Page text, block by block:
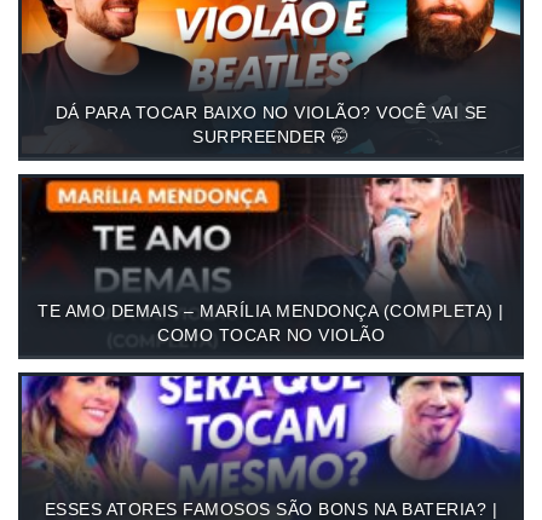
DÁ PARA TOCAR BAIXO NO VIOLÃO? VOCÊ VAI SE
SURPREENDER 🤭
TE AMO DEMAIS – MARÍLIA MENDONÇA (COMPLETA) |
COMO TOCAR NO VIOLÃO
ESSES ATORES FAMOSOS SÃO BONS NA BATERIA? |